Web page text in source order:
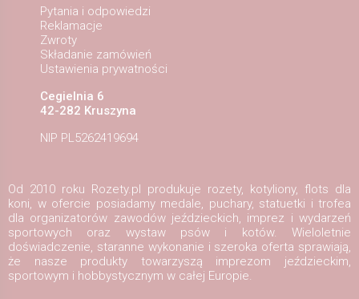
Pytania i odpowiedzi
Reklamacje
Zwroty
Składanie zamówień
Ustawienia prywatności
Cegielnia 6
42-282 Kruszyna
NIP PL5262419694
Od 2010 roku Rozety.pl produkuje rozety, kotyliony, flots dla
koni, w ofercie posiadamy medale, puchary, statuetki i trofea
dla organizatorów zawodów jeździeckich, imprez i wydarzeń
sportowych oraz wystaw psów i kotów. Wieloletnie
doświadczenie, staranne wykonanie i szeroka oferta sprawiają,
że nasze produkty towarzyszą imprezom jeździeckim,
sportowym i hobbystycznym w całej Europie.